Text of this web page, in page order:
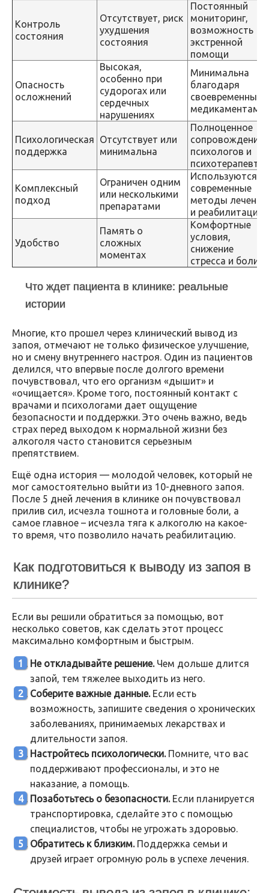
Контроль
состояния
Отсутствует, риск
ухудшения
состояния
Постоянный
мониторинг,
возможность
экстренной
помощи
Опасность
осложнений
Высокая,
особенно при
судорогах или
сердечных
нарушениях
Минимальна
благодаря
своевременным
медикаментам
Психологическая
поддержка
Отсутствует или
минимальна
Полноценное
сопровождение
психологов и
Комплексный
подход
Ограничен одним
или несколькими
препаратами
Используются
современные
методы лечения
и реабилитации
Удобство
Память о
сложных
моментах
Комфортные
условия,
снижение
стресса и боли
Что ждет пациента в клинике: реальные
истории
Многие, кто прошел через клинический вывод из
запоя, отмечают не только физическое улучшение,
но и смену внутреннего настроя. Один из пациентов
делился, что впервые после долгого времени
почувствовал, что его организм «дышит» и
«очищается». Кроме того, постоянный контакт с
врачами и психологами дает ощущение
безопасности и поддержки. Это очень важно, ведь
страх перед выходом к нормальной жизни без
алкоголя часто становится серьезным
препятствием.
Ещё одна история — молодой человек, который не
мог самостоятельно выйти из 10-дневного запоя.
После 5 дней лечения в клинике он почувствовал
прилив сил, исчезла тошнота и головные боли, а
самое главное – исчезла тяга к алкоголю на какое-
то время, что позволило начать реабилитацию.
Как подготовиться к выводу из запоя в
клинике?
Если вы решили обратиться за помощью, вот
несколько советов, как сделать этот процесс
максимально комфортным и быстрым.
Не откладывайте решение.Чем дольше длится
запой, тем тяжелее выходить из него.
Соберите важные данные.Если есть
возможность, запишите сведения о хронических
заболеваниях, принимаемых лекарствах и
длительности запоя.
Настройтесь психологически.Помните, что вас
поддерживают профессионалы, и это не
наказание, а помощь.
Позаботьтесь о безопасности.Если планируется
транспортировка, сделайте это с помощью
специалистов, чтобы не угрожать здоровью.
Обратитесь к близким.Поддержка семьи и
друзей играет огромную роль в успехе лечения.